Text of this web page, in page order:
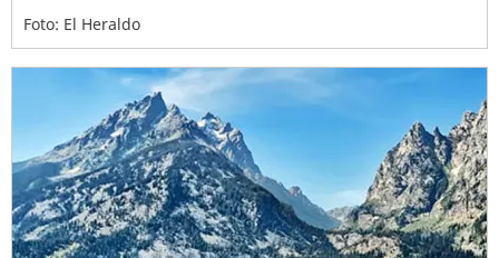
Foto: El Heraldo